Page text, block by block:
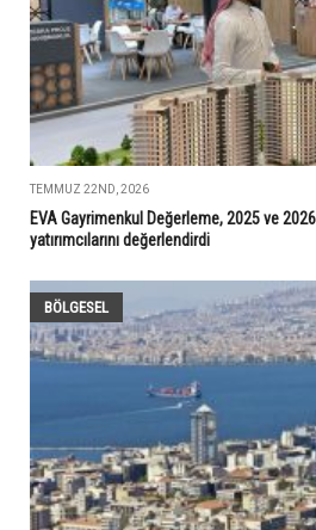
TEMMUZ 22ND, 2026
EVA Gayrimenkul Değerleme, 2025 ve 2026
yatırımcılarını değerlendirdi
BÖLGESEL